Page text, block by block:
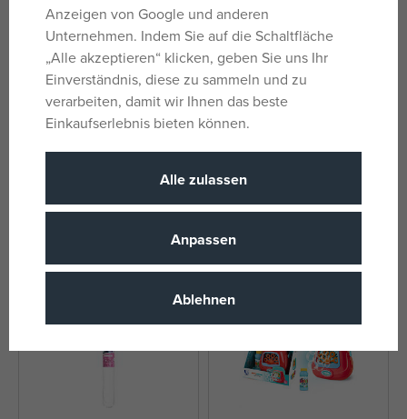
BUBBLE Einhorn-
16,99 €
Dulcop Gabby's Dollhouse
UVP:2,00 €
1,60 €
Anzeigen von Google und anderen
Unternehmen. Indem Sie auf die Schaltfläche
„Alle akzeptieren“ klicken, geben Sie uns Ihr
Einverständnis, diese zu sammeln und zu
verarbeiten, damit wir Ihnen das beste
Einkaufserlebnis bieten können.
Alle zulassen
Anpassen
Ablehnen